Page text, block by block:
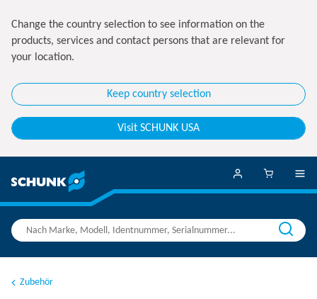
Change the country selection to see information on the
products, services and contact persons that are relevant for
your location.
Keep country selection
Visit SCHUNK USA
Zubehör